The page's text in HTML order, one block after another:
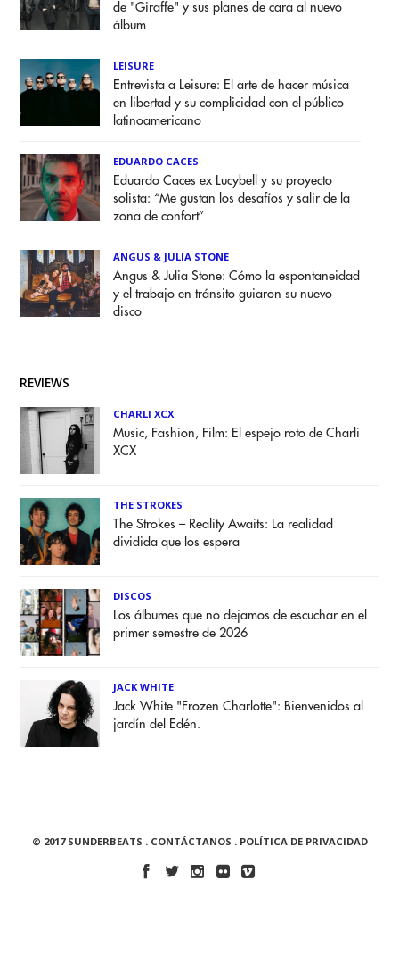
de "Giraffe" y sus planes de cara al nuevo
álbum
LEISURE
Entrevista a Leisure: El arte de hacer música
en libertad y su complicidad con el público
latinoamericano
EDUARDO CACES
Eduardo Caces ex Lucybell y su proyecto
solista: “Me gustan los desafíos y salir de la
zona de confort”
ANGUS & JULIA STONE
Angus & Julia Stone: Cómo la espontaneidad
y el trabajo en tránsito guiaron su nuevo
disco
REVIEWS
CHARLI XCX
Music, Fashion, Film: El espejo roto de Charli
XCX
THE STROKES
The Strokes – Reality Awaits: La realidad
dividida que los espera
DISCOS
Los álbumes que no dejamos de escuchar en el
primer semestre de 2026
JACK WHITE
Jack White "Frozen Charlotte": Bienvenidos al
jardín del Edén.
© 2017 SUNDERBEATS . CONTÁCTANOS . POLÍTICA DE PRIVACIDAD